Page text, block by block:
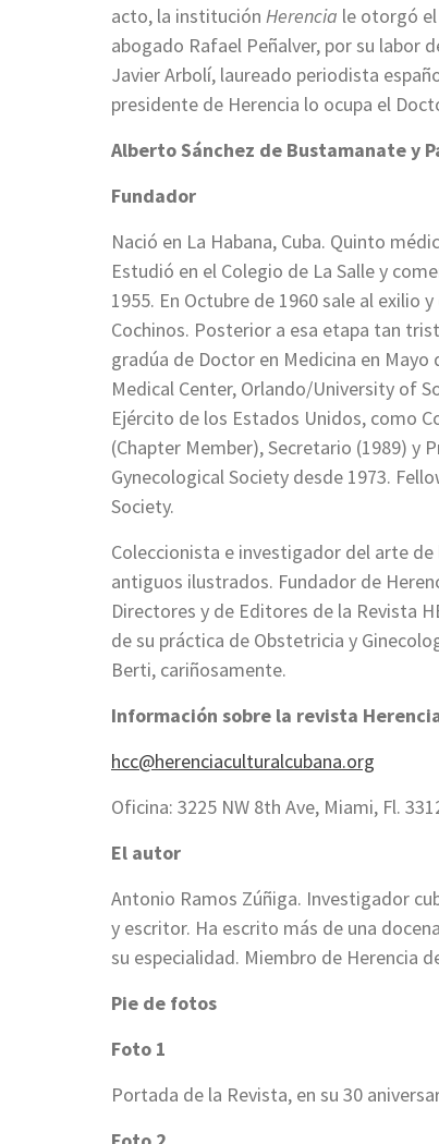
acto, la institución Herencia le otorgó
abogado Rafael Peñalver, por su labor
Javier Arbolí, laureado periodista
presidente de Herencia lo ocupa el
Alberto Sánchez de Bustamanate y
Fundador
Nació en La Habana, Cuba. Quinto
Estudió en el Colegio de La Salle y
1955. En Octubre de 1960 sale al exilio
Cochinos. Posterior a esa etapa tan
gradúa de Doctor en Medicina en
Medical Center, Orlando/University of
Ejército de los Estados Unidos, como
(Chapter Member), Secretario (1989) y
Gynecological Society desde 1973.
Society.
Coleccionista e investigador del arte
antiguos ilustrados. Fundador de
Directores y de Editores de la Revista
de su práctica de Obstetricia y
Berti, cariñosamente.
Información sobre la revista
hcc@herenciaculturalcubana.org
Oficina: 3225 NW 8th Ave, Miami, Fl.
El autor
Antonio Ramos Zúñiga. Investigador
y escritor. Ha escrito más de una
su especialidad. Miembro de Herencia
Pie de fotos
Foto 1
Portada de la Revista, en su 30